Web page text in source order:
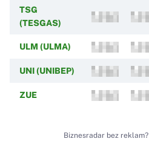
TSG
(TESGAS)
ULM (ULMA)
UNI (UNIBEP)
ZUE
Biznesradar bez reklam?